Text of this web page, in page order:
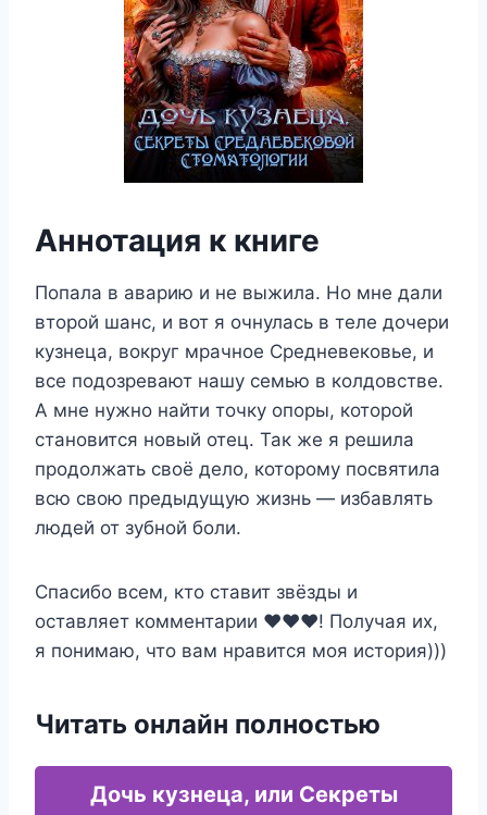
Аннотация к книге
Попала в аварию и не выжила. Но мне дали
второй шанс, и вот я очнулась в теле дочери
кузнеца, вокруг мрачное Средневековье, и
все подозревают нашу семью в колдовстве.
А мне нужно найти точку опоры, которой
становится новый отец. Так же я решила
продолжать своё дело, которому посвятила
всю свою предыдущую жизнь — избавлять
людей от зубной боли.
Спасибо всем, кто ставит звёзды и
оставляет комментарии ❤️❤️❤️! Получая их,
я понимаю, что вам нравится моя история)))
Читать онлайн полностью
Дочь кузнеца, или Секреты